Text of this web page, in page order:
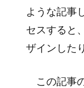
ような記事
セスすると
ザインした
この記事